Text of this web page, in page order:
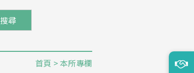
搜尋
首頁 > 本所專欄